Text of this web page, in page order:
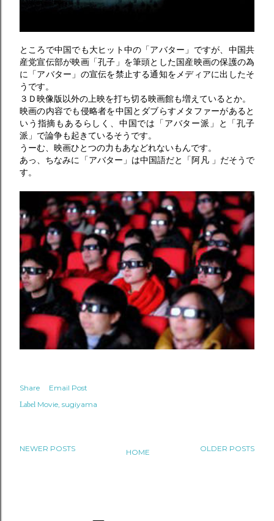
ところで中国でも大ヒット中の「アバター」ですが、中国共
産党宣伝部が映画「孔子」を筆頭とした国産映画の保護の為
に「アバター」の宣伝を禁止する通知をメディアに出したそ
うです。
３Ｄ映像版以外の上映を打ち切る映画館も増えているとか。
映画の内容でも侵略者を中国とダブらすメタファーがあると
いう指摘もあるらしく、中国では「アバター派」と「孔子
派」で論争も起きているそうです。
うーむ、映画ひとつの力もあなどれないもんです。
あっ、ちなみに「アバター」は中国語だと「阿凡 」だそうで
す。
Share Email Post
Label Movie sugiyama
NEWER POSTS OLDER POSTS
HOME